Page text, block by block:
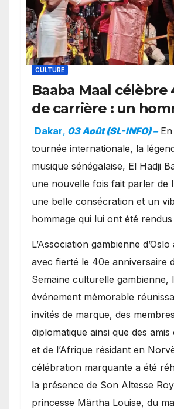
CULTURE
Baaba Maal célèbre
de carrière : un
exceptionnel à Oslo
présence de la
royale.
Dakar, 03 Août (SL-INFO) –
tournée internationale, la
musique sénégalaise, El Hadji
une nouvelle fois fait parler de
une belle consécration et un
hommage qui lui ont été
​L’Association gambienne
avec fierté le 40e anniversaire
Semaine culturelle gambienne,
événement mémorable
invités de marque, des
diplomatique ainsi que des amis
et de l’Afrique résidant en
célébration marquante a été
la présence de Son Altesse
princesse Märtha Louise, du